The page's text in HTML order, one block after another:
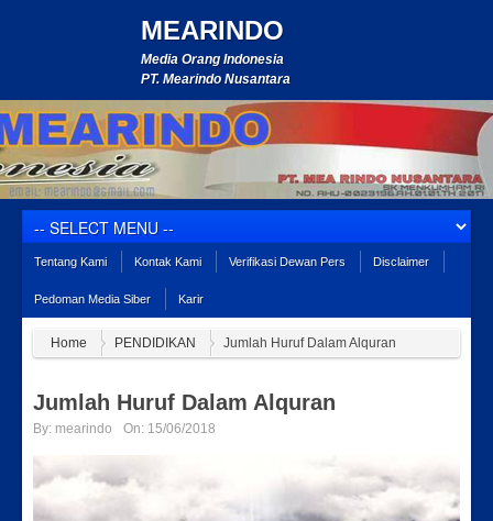
MEARINDO
Media Orang Indonesia
PT. Mearindo Nusantara
Tentang Kami Kontak Kami Verifikasi Dewan Pers Disclaimer
Pedoman Media Siber Karir
Home PENDIDIKAN Jumlah Huruf Dalam Alquran
Jumlah Huruf Dalam Alquran
By: mearindo On: 15/06/2018